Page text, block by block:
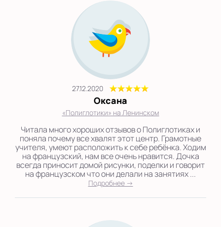
27.12.2020
Оксана
«Полиглотики» на Ленинском
Читала много хороших отзывов о Полиглотиках и
поняла почему все хвалят этот центр. Грамотные
учителя, умеют расположить к себе ребёнка. Ходим
на французский, нам все очень нравится. Дочка
всегда приносит домой рисунки, поделки и говорит
на французском что они делали на занятиях ...
Подробнее →